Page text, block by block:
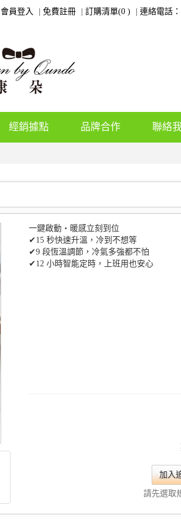
會員登入 免費註冊 訂購清單(0 ) 連絡電話
經銷據點 品牌合作 聯絡
一鍵啟動・暖感立刻到位
✔15 秒快速升溫，冷到不想等
✔9 段恆溫調節，冷氣多強都不怕
✔12 小時智能定時，上班用也安心
加入
請先選取